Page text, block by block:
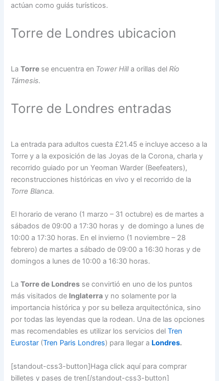
actúan como guiás turísticos.
Torre de Londres ubicacion
LaTorre se encuentra en Tower Hilla orillas delRío
Támesis.
Torre de Londres entradas
La entrada para adultos cuesta £21.45 e incluye acceso a la
Torre y a la exposición de las Joyas de la Corona, charla y
recorrido guiado por un Yeoman Warder (Beefeaters),
reconstrucciones históricas en vivo y el recorrido de la
Torre Blanca.
El horario de verano (1 marzo – 31 octubre) es de martes a
sábados de 09:00 a 17:30 horas y de domingo a lunes de
10:00 a 17:30 horas. En el invierno (1 noviembre – 28
febrero) de martes a sábado de 09:00 a 16:30 horas y de
domingos a lunes de 10:00 a 16:30 horas.
LaTorre de Londres se convirtió en uno de los puntos
más visitados de Inglaterra y no solamente por la
importancia histórica y por su belleza arquitectónica, sino
por todas las leyendas que la rodean. Una de las opciones
mas recomendables es utilizar los servicios delTren
Eurostar (Tren Paris Londres) para llegar a Londres.
[standout-css3-button]Haga click aquí para comprar
billetes y pases de tren[/standout-css3-button]